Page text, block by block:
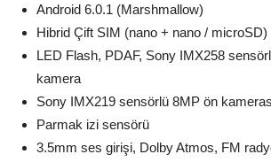
Android 6.0.1 (Marshmallow)
Hibrid Çift SIM (nano + nano / microSD)
LED Flash, PDAF, Sony IMX258
kamera
Sony IMX219 sensörlü 8MP ön
Parmak izi sensörü
3.5mm ses girişi, Dolby Atmos, FM